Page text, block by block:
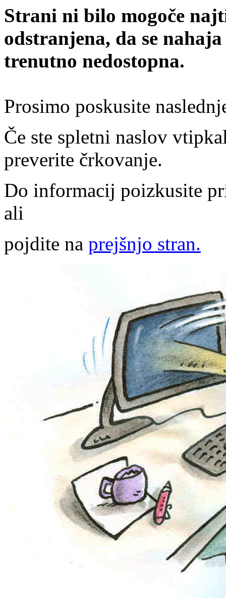
Strani ni bilo mogoče
odstranjena, da se
trenutno nedostopna.
Prosimo poskusite
Če ste spletni naslov
preverite črkovanje.
Do informacij poizkusite
ali
pojdite na prejšnjo stran.